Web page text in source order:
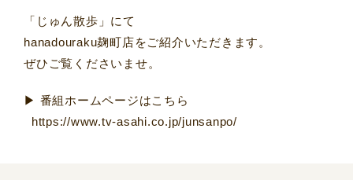
「じゅん散歩」にて
hanadouraku麹町店をご紹介いただきます。
ぜひご覧くださいませ。
▶ 番組ホームページはこちら
https://www.tv-asahi.co.jp/junsanpo/